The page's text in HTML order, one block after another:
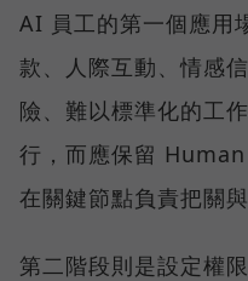
AI 員工的第一個應用
款、人際互動、情感
險、難以標準化的工
行，而應保留
在關鍵節點負責把關與
第二階段則是設定權